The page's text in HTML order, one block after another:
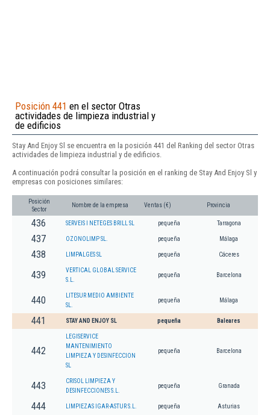
Posición 441 en el sector Otras
actividades de limpieza industrial y
de edificios
Stay And Enjoy Sl se encuentra en la posición 441 del Ranking del sector Otras
actividades de limpieza industrial y de edificios.
A continuación podrá consultar la posición en el ranking de Stay And Enjoy Sl y
empresas con posiciones similares:
Posición
Sector
Nombre de la empresa Ventas (€) Provincia
436 SERVEIS I NETEGES BRILL SL pequeña Tarragona
437 OZONOLIMP SL. pequeña Málaga
438 LIMPALGES SL pequeña Cáceres
439
VERTICAL GLOBAL SERVICE
S.L.
pequeña Barcelona
440
LITESUR MEDIO AMBIENTE
SL.
pequeña Málaga
441 STAY AND ENJOY SL pequeña Baleares
442
LEGISERVICE
MANTENIMIENTO
LIMPIEZA Y DESINFECCION
SL
pequeña Barcelona
443
CRISOL LIMPIEZA Y
DESINFECCIONES S.L.
pequeña Granada
444 LIMPIEZAS IGAR-ASTUR S.L. pequeña Asturias